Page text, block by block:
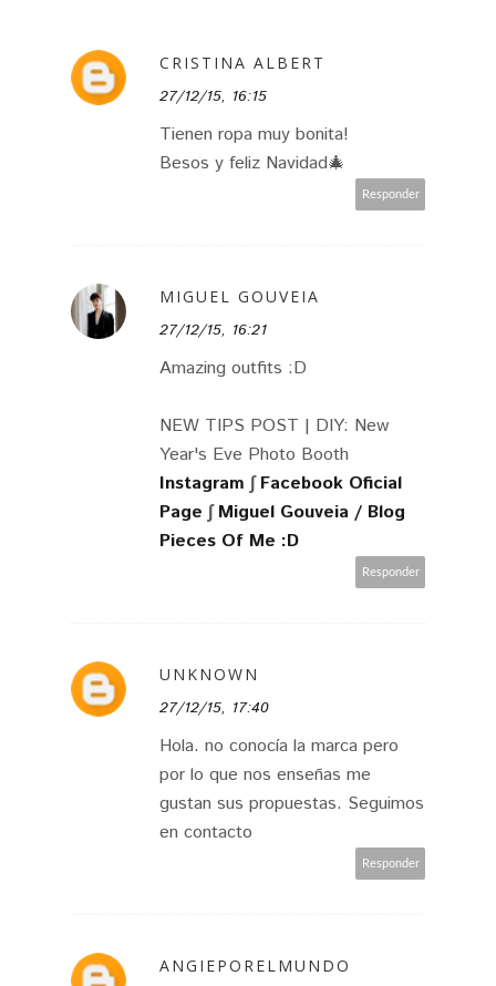
CRISTINA ALBERT
27/12/15, 16:15
Tienen ropa muy bonita!
Besos y feliz Navidad🎄
Responder
MIGUEL GOUVEIA
27/12/15, 16:21
Amazing outfits :D
NEW TIPS POST | DIY: New
Year's Eve Photo Booth
Instagram ∫Facebook Oficial
Page ∫Miguel Gouveia / Blog
Pieces Of Me :D
Responder
UNKNOWN
27/12/15, 17:40
Hola. no conocía la marca pero
por lo que nos enseñas me
gustan sus propuestas. Seguimos
en contacto
Responder
ANGIEPORELMUNDO